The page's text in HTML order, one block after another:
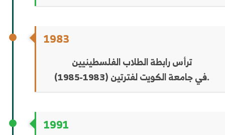
1983
ترأس رابطة الطلاب الفلسطينيين
في جامعة الكويت لفترتين (1983-1985).
1991